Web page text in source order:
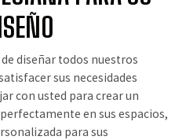
diseñar todos nuestros
sus necesidades
con usted para crear un
en sus espacios,
para sus